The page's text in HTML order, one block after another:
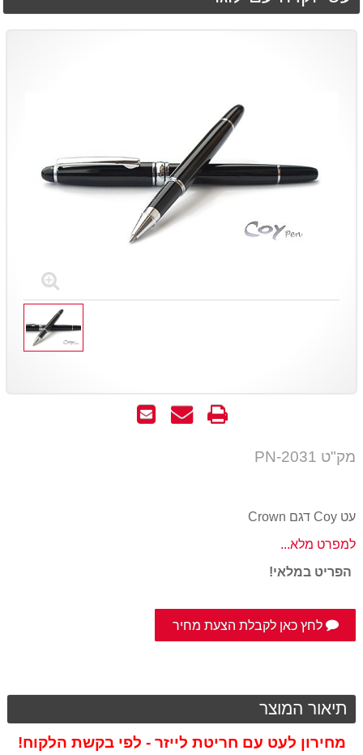
שלח
שאל
הדפס
מק"ט PN-2031
עט Coy דגם Crown
למפרט מלא...
הפריט במלאי!
לחץ כאן לקבלת הצעת מחיר
תיאור המוצר
מחירון לעט עם חריטת לייזר - לפי בקשת הלקוח!